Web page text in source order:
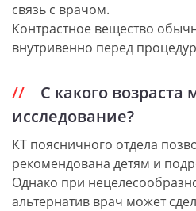
связь с врачом.
Контрастное вещество
внутривенно перед
С какого
исследование?
КТ поясничного отдела
рекомендована детям и
Однако при
альтернатив врач может